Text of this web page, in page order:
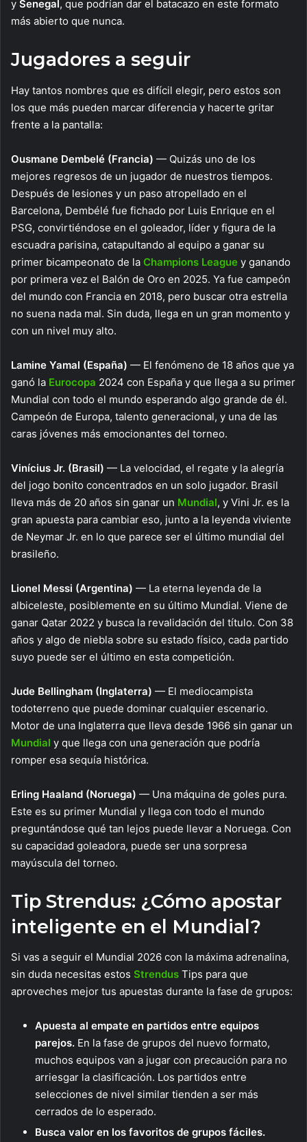
y Senegal , que podrían dar el batacazo en este formato
más abierto que nunca.
Jugadores a seguir
Hay tantos nombres que es difícil elegir, pero estos son
los que más pueden marcar diferencia y hacerte gritar
frente a la pantalla:
Ousmane Dembelé (Francia) — Quizás uno de los
mejores regresos de un jugador de nuestros tiempos.
Después de lesiones y un paso atropellado en el
Barcelona, Dembélé fue fichado por Luis Enrique en el
PSG, convirtiéndose en el goleador, líder y figura de la
escuadra parisina, catapultando al equipo a ganar su
primer bicampeonato de la Champions League y ganando
por primera vez el Balón de Oro en 2025. Ya fue campeón
del mundo con Francia en 2018, pero buscar otra estrella
no suena nada mal. Sin duda, llega en un gran momento y
con un nivel muy alto.
Lamine Yamal (España) — El fenómeno de 18 años que ya
ganó la Eurocopa 2024 con España y que llega a su primer
Mundial con todo el mundo esperando algo grande de él.
Campeón de Europa, talento generacional, y una de las
caras jóvenes más emocionantes del torneo.
Vinícius Jr. (Brasil) — La velocidad, el regate y la alegría
del jogo bonito concentrados en un solo jugador. Brasil
lleva más de 20 años sin ganar un Mundial, y Vini Jr. es la
gran apuesta para cambiar eso, junto a la leyenda viviente
de Neymar Jr. en lo que parece ser el último mundial del
brasileño.
Lionel Messi (Argentina) — La eterna leyenda de la
albiceleste, posiblemente en su último Mundial. Viene de
ganar Qatar 2022 y busca la revalidación del título. Con 38
años y algo de niebla sobre su estado físico, cada partido
suyo puede ser el último en esta competición.
Jude Bellingham (Inglaterra) — El mediocampista
todoterreno que puede dominar cualquier escenario.
Motor de una Inglaterra que lleva desde 1966 sin ganar un
Mundial y que llega con una generación que podría
romper esa sequía histórica.
Erling Haaland (Noruega) — Una máquina de goles pura.
Este es su primer Mundial y llega con todo el mundo
preguntándose qué tan lejos puede llevar a Noruega. Con
su capacidad goleadora, puede ser una sorpresa
mayúscula del torneo.
Tip Strendus: ¿Cómo apostar
inteligente en el Mundial?
Si vas a seguir el Mundial 2026 con la máxima adrenalina,
sin duda necesitas estos Strendus Tips para que
aproveches mejor tus apuestas durante la fase de grupos:
Apuesta al empate en partidos entre equipos
parejos. En la fase de grupos del nuevo formato,
muchos equipos van a jugar con precaución para no
arriesgar la clasificación. Los partidos entre
selecciones de nivel similar tienden a ser más
cerrados de lo esperado.
Busca valor en los favoritos de grupos fáciles.